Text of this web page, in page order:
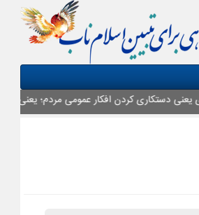
دستکاری کردن افکار عمومی مردم؛ یعنی